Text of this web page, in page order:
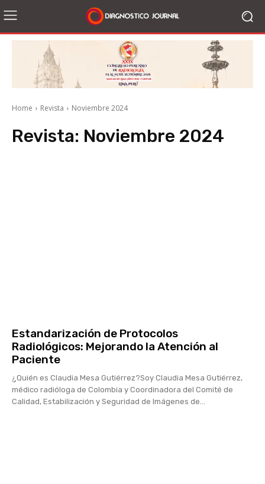
Home Revista Noviembre 2024
Revista: Noviembre 2024
Estandarización de Protocolos
Radiológicos: Mejorando la Atención al
Paciente
¿Quién es Claudia Mesa Gutiérrez?Soy Claudia Mesa Gutiérrez,
médico radióloga de Colombia y Coordinadora del Comité de
Calidad, Estabilización y Seguridad de Imágenes de...